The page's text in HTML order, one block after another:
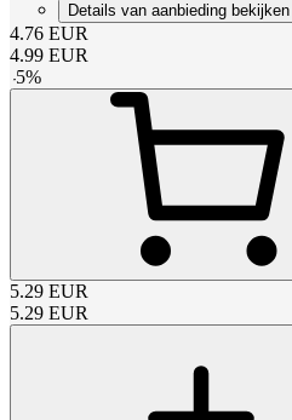
Details van aanbieding bekijken
4.76 EUR
4.99 EUR
-5%
5.29 EUR
5.29 EUR